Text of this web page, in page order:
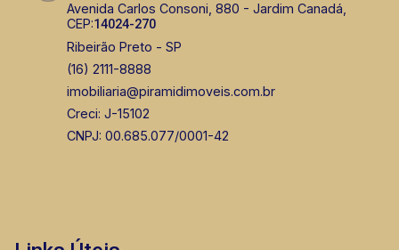
Lucelia Mariotti
(16) 99222-2915
Corretor(a) Online
Avenida Carlos Consoni, 880 - Jardim Canadá,
CEP:14024-270
Ribeirão Preto - SP
(16) 2111-8888
imobiliaria@piramidimoveis.com.br
Creci: J-15102
CNPJ: 00.685.077/0001-42